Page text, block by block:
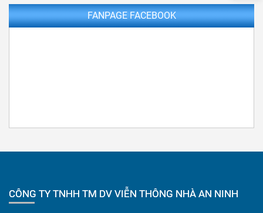
FANPAGE FACEBOOK
CÔNG TY TNHH TM DV VIỄN THÔNG NHÀ AN NINH